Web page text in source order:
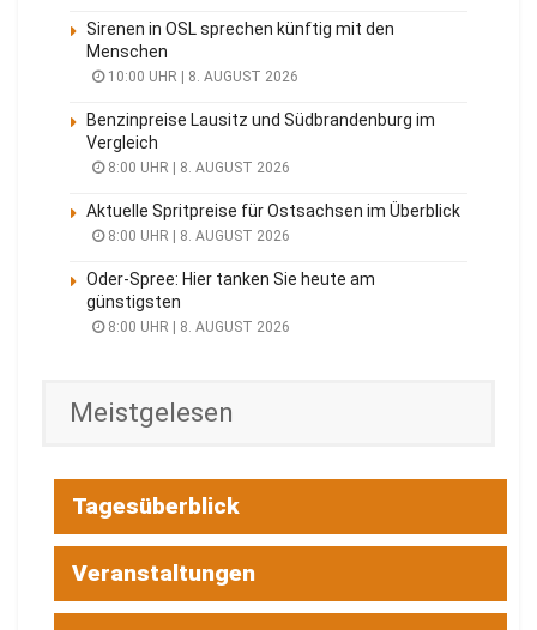
Sirenen in OSL sprechen künftig mit den
Menschen
10:00 UHR | 8. AUGUST 2026
Benzinpreise Lausitz und Südbrandenburg im
Vergleich
8:00 UHR | 8. AUGUST 2026
Aktuelle Spritpreise für Ostsachsen im Überblick
8:00 UHR | 8. AUGUST 2026
Oder-Spree: Hier tanken Sie heute am
günstigsten
8:00 UHR | 8. AUGUST 2026
Meistgelesen
Tagesüberblick
Veranstaltungen